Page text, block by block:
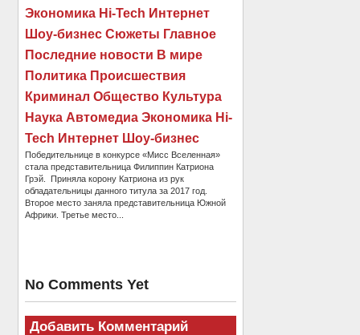
Экономика Hi-Tech Интернет
Шоу-бизнес Сюжеты Главное
Последние новости В мире
Политика Происшествия
Криминал Общество Культура
Наука Автомедиа Экономика Hi-
Tech Интернет Шоу-бизнес
Победительнице в конкурсе «Мисс Вселенная»
стала представительница Филиппин Катриона
Грэй. Приняла корону Катриона из рук
обладательницы данного титула за 2017 год.
Второе место заняла представительница Южной
Африки. Третье место...
No Comments Yet
Добавить Комментарий